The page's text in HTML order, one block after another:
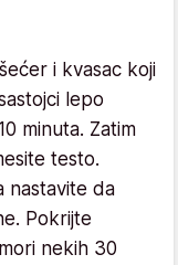
i kvasac koji
lepo
minuta. Zatim
testo.
nastavite da
Pokrijte
nekih 30